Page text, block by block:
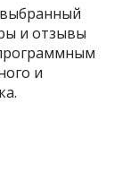
и отзывы
и